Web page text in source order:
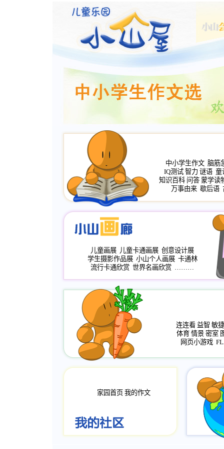
中小学生作文 脑筋
IQ测试 智力 谜语 童
知识百科 问答 蒙学读
万事由来 歇后语
儿童画展 儿童卡通画展 创意设计展
学生摄影作品展 小山个人画展 卡通林
流行卡通欣赏 世界名画欣赏 ………
连连看 益智 敏捷
体育 情景 密室
网页小游戏
家园首页 我的作文